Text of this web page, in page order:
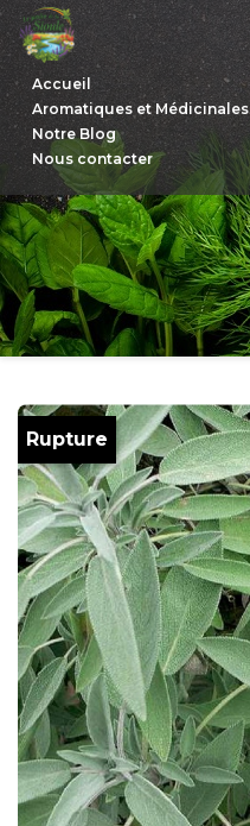
Accueil
Aromatiques et Médicinales
Notre Blog
Nous contacter
Rupture